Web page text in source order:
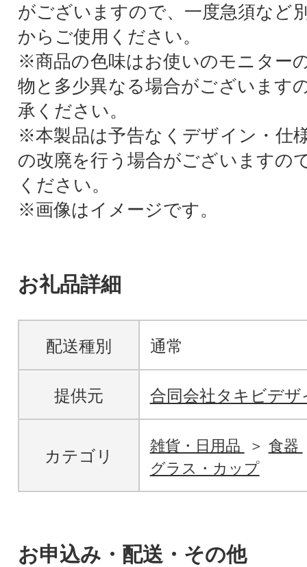
がございますので、一度急須など
からご使用ください。
※商品の色味はお使いのモニター
物と多少異なる場合がございます
承ください。
※本製品は予告なくデザイン・仕
の改廃を行う場合がございますの
ください。
※画像はイメージです。
お礼品詳細
配送種別 通常
提供元 合同会社タキビデザ
カテゴリ
雑貨・日用品
食器
グラス・カップ
お申込み・配送・その他